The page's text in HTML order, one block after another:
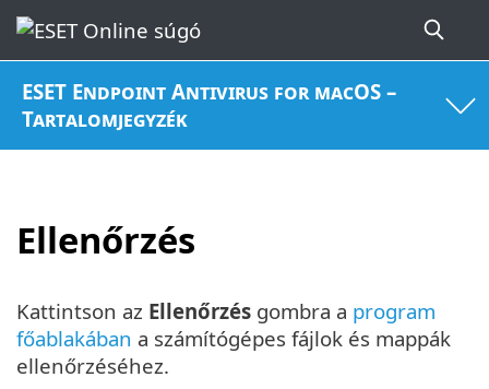
ESET Endpoint Antivirus for macOS –
Tartalomjegyzék
Ellenőrzés
Kattintson az Ellenőrzés gombra a program
főablakában a számítógépes fájlok és mappák
ellenőrzéséhez.